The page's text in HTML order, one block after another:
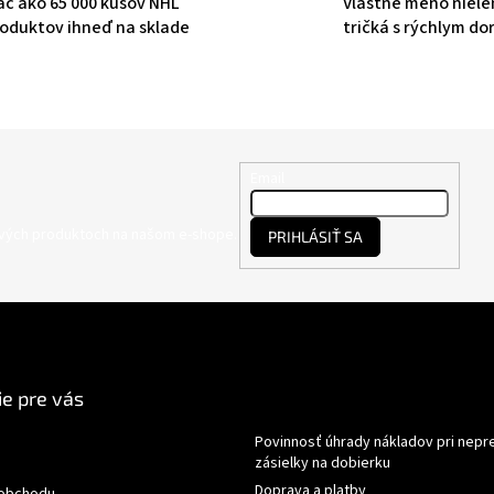
ihneď na sklade
tričká s rýchlym
pre vás
Povinnosť úhrady nákladov pri
zásielky na dobierku
PRIHLÁSIŤ SA